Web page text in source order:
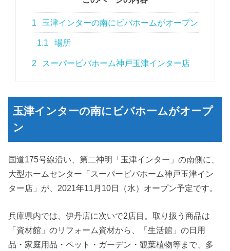
1 玉津インターの南にビバホームがオープン
1.1 場所
2 スーパービバホーム神戸玉津インター店
玉津インターの南にビバホームがオープ
ン
国道175号線沿い、第二神明「玉津インター」の南側に、
大型ホームセンター「スーパービバホーム神戸玉津イン
ター店」が、2021年11月10日（水）オープン予定です。
兵庫県内では、伊丹店に次いで2店目。取り扱う商品は
「資材館」のリフォーム資材から、「生活館」の日用
品・家庭用品・ペット・ガーデン・観葉植物等まで、多